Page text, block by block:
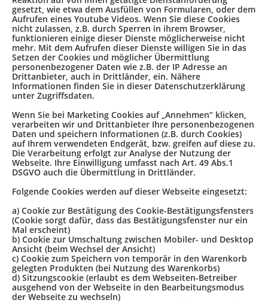
gesetzt, wie etwa dem Ausfüllen von Formularen, oder dem
Aufrufen eines Youtube Videos. Wenn Sie diese Cookies
nicht zulassen, z.B. durch Sperren in ihrem Browser,
funktionieren einige dieser Dienste möglicherweise nicht
mehr. Mit dem Aufrufen dieser Dienste willigen Sie in das
Setzen der Cookies und möglicher Übermittlung
personenbezogener Daten wie z.B. der IP Adresse an
Drittanbieter, auch in Drittländer, ein. Nähere
Informationen finden Sie in dieser Datenschutzerklärung
unter Zugriffsdaten.
Wenn Sie bei Marketing Cookies auf „Annehmen“ klicken,
verarbeiten wir und Drittanbieter Ihre personenbezogenen
Daten und speichern Informationen (z.B. durch Cookies)
auf Ihrem verwendeten Endgerät, bzw. greifen auf diese zu.
Die Verarbeitung erfolgt zur Analyse der Nutzung der
Webseite. Ihre Einwilligung umfasst nach Art. 49 Abs.1
DSGVO auch die Übermittlung in Drittländer.
Folgende Cookies werden auf dieser Webseite eingesetzt:
a) Cookie zur Bestätigung des Cookie-Bestätigungsfensters
(Cookie sorgt dafür, dass das Bestätigungsfenster nur ein
Mal erscheint)
b) Cookie zur Umschaltung zwischen Mobiler- und Desktop
Ansicht (beim Wechsel der Ansicht)
c) Cookie zum Speichern von temporär in den Warenkorb
gelegten Produkten (bei Nutzung des Warenkorbs)
d) Sitzungscookie (erlaubt es dem Webseiten-Betreiber
ausgehend von der Webseite in den Bearbeitungsmodus
der Webseite zu wechseln)